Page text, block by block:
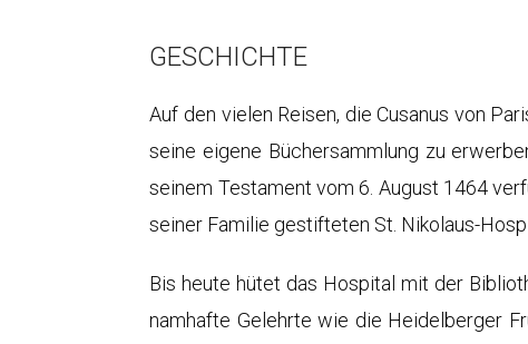
GESCHICHTE
Auf den vielen Reisen, die Cusanus von
seine eigene Büchersammlung zu
seinem Testament vom 6. August 1464
seiner Familie gestifteten St. Nikolaus-
Bis heute hütet das Hospital mit der
namhafte Gelehrte wie die Heidelberger